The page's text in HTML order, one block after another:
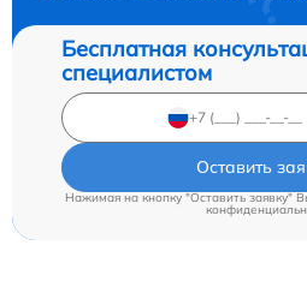
Бесплатная
специалистом
Оставить
Нажимая на кнопку "Оставить заявку"